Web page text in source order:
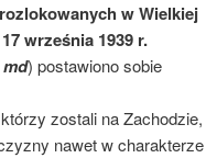
w Wielkiej
września 1939 r.
) postawiono sobie
zostali na Zachodzie,
nawet w charakterze